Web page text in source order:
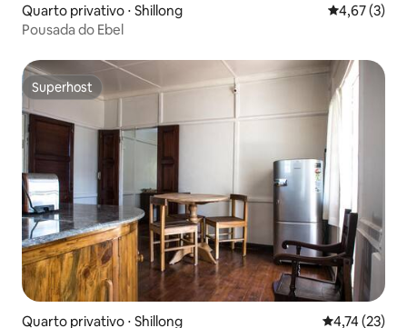
Quarto privativo ⋅ Shillong 4,67 de
4,67 (3)
Pousada do Ebel
Superhost
Superhost
Quarto privativo ⋅ Shillong 4,74 de uma
4,74 (23)